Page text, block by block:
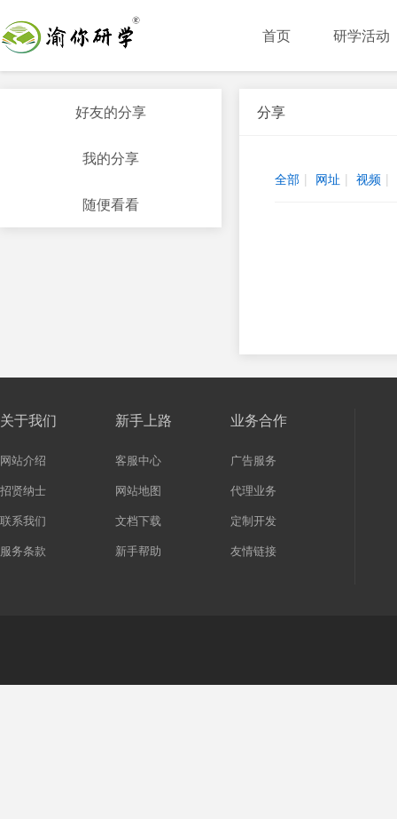
首页 研学活动
好友的分享
我的分享
随便看看
分享
全部 | 网址 | 视频 |
关于我们
网站介绍
招贤纳士
联系我们
服务条款
新手上路
客服中心
网站地图
文档下载
新手帮助
业务合作
广告服务
代理业务
定制开发
友情链接